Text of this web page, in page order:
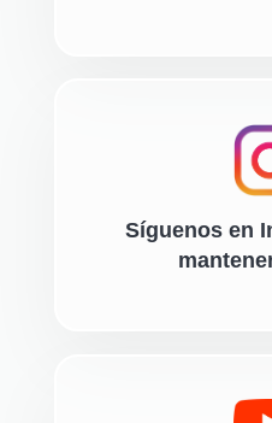
Síguenos en